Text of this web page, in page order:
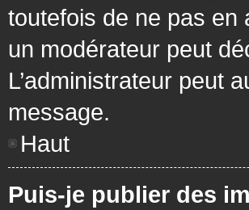
toutefois de ne pas en
un modérateur peut
L’administrateur peut
message.
Haut
Puis-je publier des